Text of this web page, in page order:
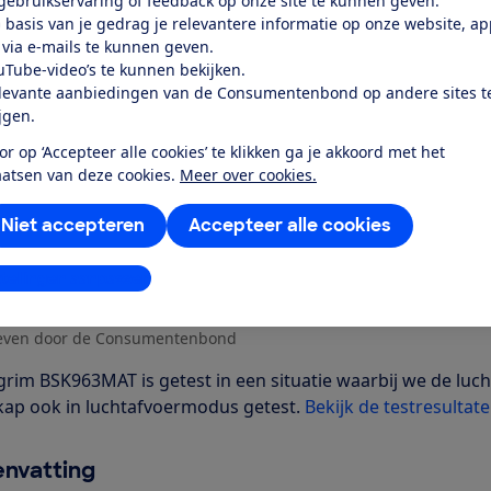
basis van je gedrag je relevantere informatie op onze website,
e-mails te kunnen geven.
video’s te kunnen bekijken.
aanbiedingen van de Consumentenbond op andere sites
op ‘Accepteer alle cookies’ te klikken ga je akkoord met het
van deze cookies. Meer over cookies.
Accepteer alle cookies
Niet accepteren
aanpassen
Word lid
dit product
door de Consumentenbond
BSK963MAT is getest in een situatie waarbij we de
ook in luchtafvoermodus getest. Bekijk de